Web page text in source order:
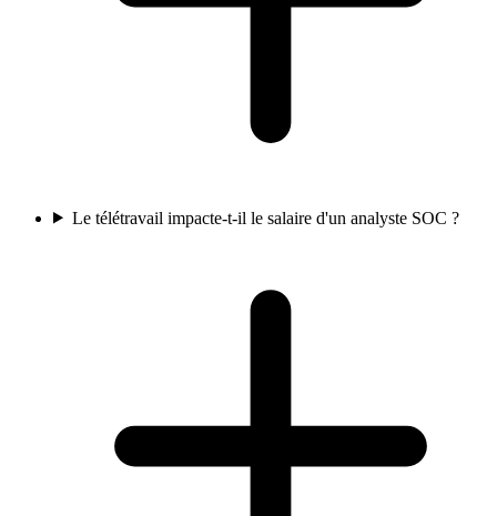
Le télétravail impacte-t-il le salaire d'un analyste SOC ?